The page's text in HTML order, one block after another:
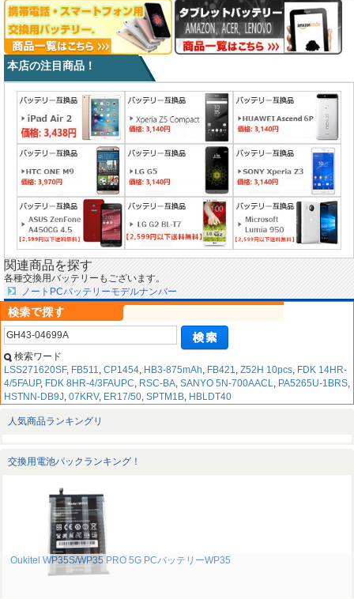
本店の注目商品！
関連商品を探す
各種交換用バッテリーもございます。
ノートPCバッテリーモデルナンバー
検索ワード
LSS271620SF, FB511, CP1454, HB3-875mAh, FB421, Z52H 10pcs, FDK 14HR-
4/5FAUP, FDK 8HR-4/3FAUPC, RSC-BA, SANYO 5N-700AACL, PA5265U-1BRS,
HSTNN-DB9J, 07KRV, ER17/50, SPTM1B, HBLDT40
人気商品ランキングリ
交換用電池パックランキング！
Oukitel WP35S/WP35 PRO 5G PCバッテリーWP35